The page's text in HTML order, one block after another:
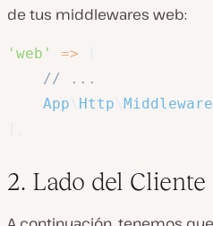
de tus middlewares web:
'web' =>
// ...
App
Http Middleware
2. Lado del Cliente